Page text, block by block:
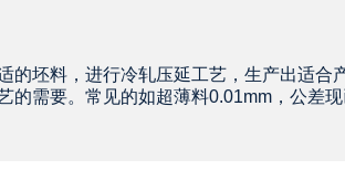
的坯料，进行冷轧压延工艺，生产出适合
的需要。常见的如超薄料0.01mm，公差